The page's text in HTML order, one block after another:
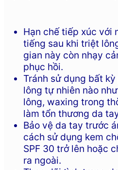
Hạn chế tiếp xúc với
tiếng sau khi triệt
gian này còn nhạy
phục hồi.
Tránh sử dụng bất
lông tự nhiên nào
lông, waxing trong
làm tổn thương da
Bảo vệ da tay trước
cách sử dụng kem
SPF 30 trở lên hoặc
ra ngoài.